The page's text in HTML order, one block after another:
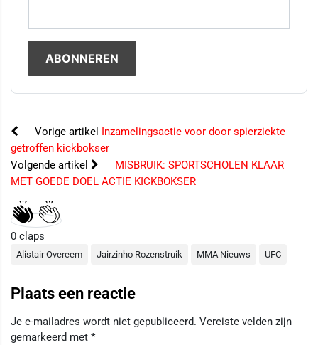
Vorige artikel Inzamelingsactie voor door spierziekte
getroffen kickbokser
Volgende artikel
MISBRUIK: SPORTSCHOLEN KLAAR
MET GOEDE DOEL ACTIE KICKBOKSER
0 claps
Alistair Overeem Jairzinho Rozenstruik MMA Nieuws UFC
Plaats een reactie
Je e-mailadres wordt niet gepubliceerd. Vereiste velden zijn
gemarkeerd met *